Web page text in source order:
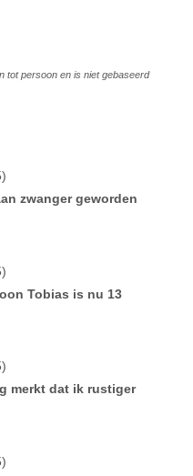
tot persoon en is niet gebaseerd
zwanger geworden
Tobias is nu 13
merkt dat ik rustiger